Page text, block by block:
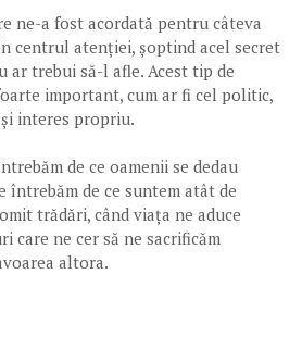
ne-a fost acordată pentru câteva
centrul atenției, șoptind acel secret
ar trebui să-l afle. Acest tip de
important, cum ar fi cel politic,
interes propriu.
de ce oamenii se dedau
întrebăm de ce suntem atât de
trădări, când viața ne aduce
care ne cer să ne sacrificăm
altora.